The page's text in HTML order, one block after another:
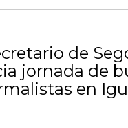
de
jornada de
en